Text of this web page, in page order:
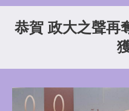
恭賀 政大之聲再